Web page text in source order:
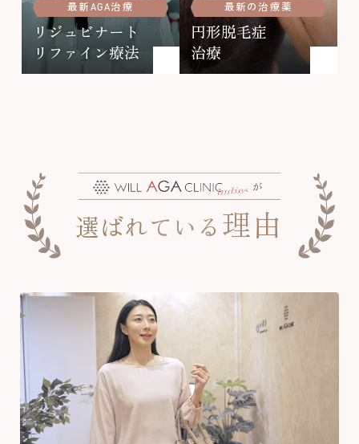
最新AGA治療
リジュビナート
リファイン療法
最新の治療薬
円形脱毛症
治療
が
選ばれている 理由